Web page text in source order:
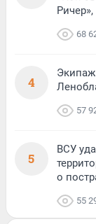
68
4
57
5
ВСУ
о
55